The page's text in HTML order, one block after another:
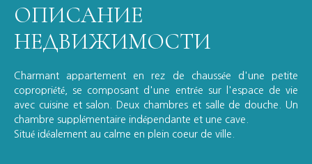
ОПИСАНИЕ
НЕДВИЖИМОСТИ
Charmant appartement en rez de chaussée d'une petite
copropriété, se composant d'une entrée sur l'espace de vie
avec cuisine et salon. Deux chambres et salle de douche. Un
chambre supplémentaire indépendante et une cave.
Situé idéalement au calme en plein coeur de ville.